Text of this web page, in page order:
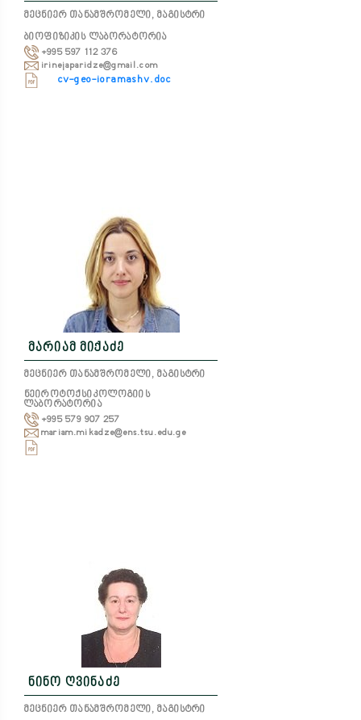
მეცნიერ თანამშრომელი, მაგისტრი
ბიოფიზიკის ლაბორატორია
+995 597 112 376
irinejaparidze@gmail.com
cv-geo-ioramashv.doc
მარიამ მიქაძე
მეცნიერ თანამშრომელი, მაგისტრი
ნეიროტოქსიკოლოგიის
ლაბორატორია
+995 579 907 257
mariam.mikadze@ens.tsu.edu.ge
ნინო ღვინაძე
მეცნიერ თანამშრომელი, მაგისტრი